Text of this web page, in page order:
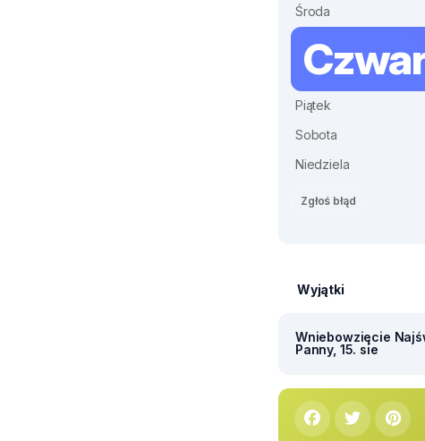
Środa
Piątek
Sobota
Niedziela
Zgłoś błąd
Wyjątki
Wniebowzięcie
Panny, 15. sie